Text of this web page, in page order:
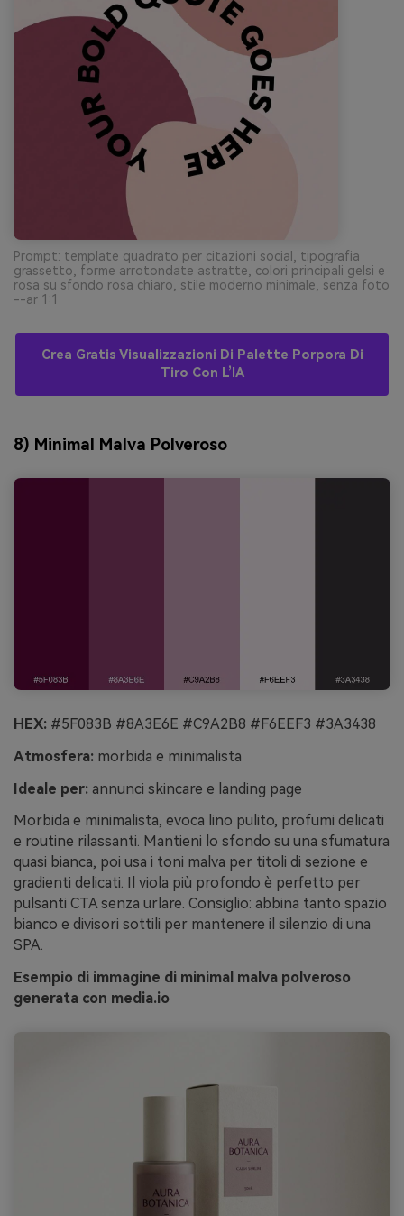
Prompt: template quadrato per citazioni social, tipografia
grassetto, forme arrotondate astratte, colori principali gelsi e
rosa su sfondo rosa chiaro, stile moderno minimale, senza foto
--ar 1:1
Crea Gratis Visualizzazioni Di Palette Porpora Di
Tiro Con L’IA
8) Minimal Malva Polveroso
HEX: #5F083B #8A3E6E #C9A2B8 #F6EEF3 #3A3438
Atmosfera: morbida e minimalista
Ideale per: annunci skincare e landing page
Morbida e minimalista, evoca lino pulito, profumi delicati
e routine rilassanti. Mantieni lo sfondo su una sfumatura
quasi bianca, poi usa i toni malva per titoli di sezione e
gradienti delicati. Il viola più profondo è perfetto per
pulsanti CTA senza urlare. Consiglio: abbina tanto spazio
bianco e divisori sottili per mantenere il silenzio di una
SPA.
Esempio di immagine di minimal malva polveroso
generata con media.io